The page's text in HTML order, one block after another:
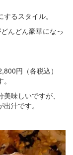
るスタイル。
んどん豪華になっ
円（各税込）
味しいですが、
汁です。